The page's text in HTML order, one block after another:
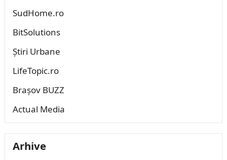
SudHome.ro
BitSolutions
Știri Urbane
LifeTopic.ro
Brașov BUZZ
Actual Media
Arhive